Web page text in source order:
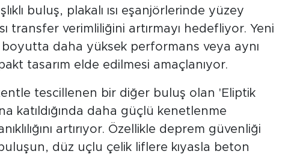
buluş, plakalı ısı eşanjörlerinde yüzey
transfer verimliliğini artırmayı hedefliyor. Yeni
daha yüksek performans veya aynı
tasarım elde edilmesi amaçlanıyor.
tescillenen bir diğer buluş olan 'Eliptik
katıldığında daha güçlü kenetlenme
artırıyor. Özellikle deprem güvenliği
düz uçlu çelik liflere kıyasla beton